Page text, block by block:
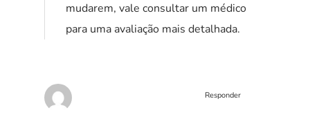
mudarem, vale consultar um médico
para uma avaliação mais detalhada.
Responder